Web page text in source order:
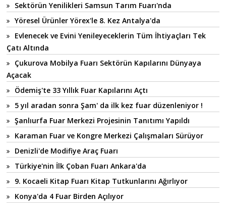
Sektörün Yenilikleri Samsun Tarım Fuarı'nda
Yöresel Ürünler Yörex'le 8. Kez Antalya'da
Evlenecek ve Evini Yenileyeceklerin Tüm İhtiyaçları Tek
Çatı Altında
Çukurova Mobilya Fuarı Sektörün Kapılarını Dünyaya
Açacak
Ödemiş'te 33 Yıllık Fuar Kapılarını Açtı
5 yıl aradan sonra Şam' da ilk kez fuar düzenleniyor !
Şanlıurfa Fuar Merkezi Projesinin Tanıtımı Yapıldı
Karaman Fuar ve Kongre Merkezi Çalışmaları Sürüyor
Denizli'de Modifiye Araç Fuarı
Türkiye'nin İlk Çoban Fuarı Ankara'da
9. Kocaeli Kitap Fuarı Kitap Tutkunlarını Ağırlıyor
Konya'da 4 Fuar Birden Açılıyor